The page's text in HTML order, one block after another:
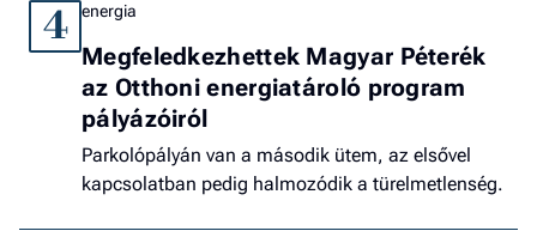
4 energia
Megfeledkezhettek Magyar Péterék
az Otthoni energiatároló program
pályázóiról
Parkolópályán van a második ütem, az elsővel
kapcsolatban pedig halmozódik a türelmetlenség.